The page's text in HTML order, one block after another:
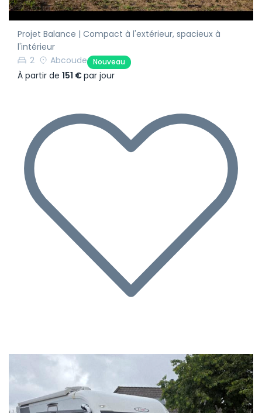
Projet Balance | Compact à l'extérieur, spacieux à
l'intérieur
2
Abcoude Nouveau
À partir de 151 €par jour